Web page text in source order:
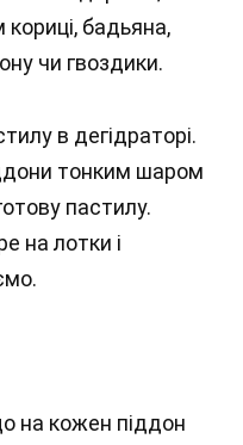
бадьяна,
чи гвоздики.
в дегідраторі.
тонким шаром
пастилу.
на лотки і
на кожен піддон